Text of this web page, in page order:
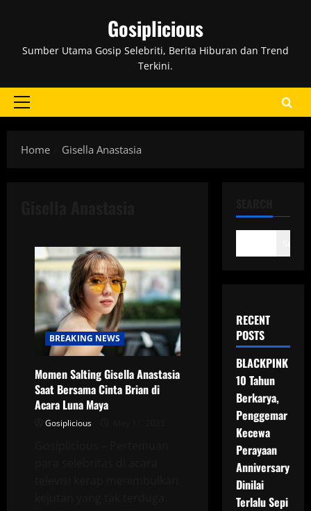
Gosiplicious
Sumber Utama Gosip Selebriti, Berita Hiburan dan Trend
Terkini.
Primary
Home
Gisella Anastasia
BREAKING NEWS
Momen Salting Gisella Anastasia
Saat Bersama Cinta Brian di
Acara Luna Maya
Gosiplicious
RECENT
POSTS
BLACKPINK
10 Tahun
Berkarya,
Penggemar
Kecewa
Perayaan
Anniversary
Dinilai
Terlalu Sepi